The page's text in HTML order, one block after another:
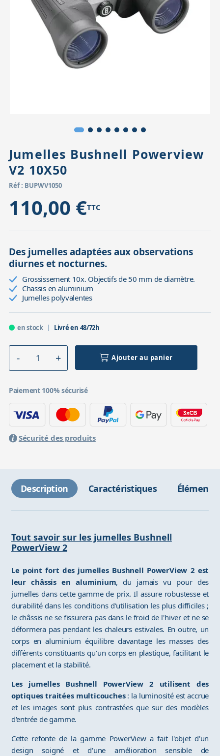
Accessoires pour montures
Têtes
Pièces détachées
Jumelles Bushnell Powerview
V2 10X50
Réf : BUPWV1050
110,00 €TTC
Des jumelles adaptées aux observations
diurnes et nocturnes.
Grossissement 10x. Objectifs de 50 mm de diamètre.
Chassis en aluminium
Jumelles polyvalentes
en stock Livré en 48/72h
Ajouter au panier
Paiement 100% sécurisé
Sécurité des produits
Description Caractéristiques Éléments
Tout savoir sur les jumelles Bushnell
PowerView 2
Le point fort des jumelles Bushnell PowerView 2 est
leur châssis en aluminium, du jamais vu pour des
jumelles dans cette gamme de prix. Il assure robustesse et
durabilité dans les conditions d'utilisation les plus difficiles ;
le châssis ne se fissurera pas dans le froid de l'hiver et ne se
déformera pas pendant les chaleurs estivales. En outre, un
corps en aluminium équilibre davantage les masses des
différents constituants qu'un corps en plastique, facilitant le
placement et la stabilité.
Les jumelles Bushnell PowerView 2 utilisent des
optiques traitées multicouches: la luminosité est accrue
et les images sont plus contrastées que sur des modèles
d'entrée de gamme.
Cette refonte de la gamme PowerView a fait l'objet d'un
design soigné et d'une amélioration sensible de